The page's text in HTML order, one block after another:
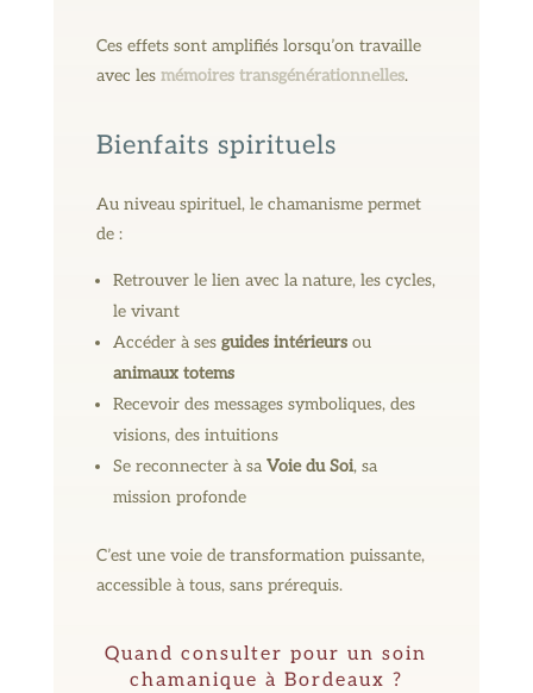
Ces effets sont amplifiés lorsqu’on travaille
avec les mémoires transgénérationnelles.
Bienfaits spirituels
Au niveau spirituel, le chamanisme permet
de :
Retrouver le lien avec la nature, les cycles,
le vivant
Accéder à ses guides intérieursou
animaux totems
Recevoir des messages symboliques, des
visions, des intuitions
Se reconnecter à sa Voie du Soi, sa
mission profonde
C’est une voie de transformation puissante,
accessible à tous, sans prérequis.
Quand consulter pour un soin
chamanique à Bordeaux ?